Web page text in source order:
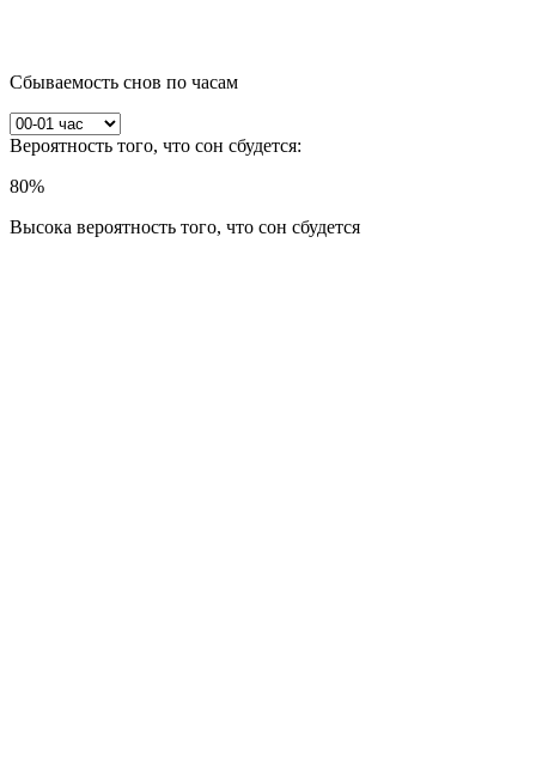
Сбываемость снов по часам
Вероятность того, что сон сбудется:
80%
Высока вероятность того, что сон сбудется